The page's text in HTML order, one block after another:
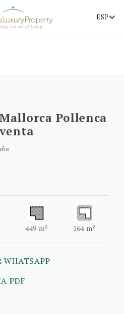
ESP
Pollenca
449 m² 164 m²
WHATSAPP
PDF